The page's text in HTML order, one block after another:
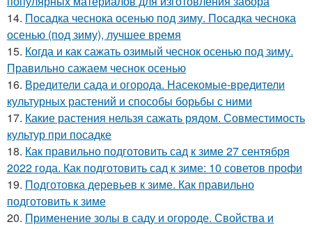
14. Посадка чеснока осенью под зиму. Посадка чеснока
осенью (под зиму), лучшее время
15. Когда и как сажать озимый чеснок осенью под зиму.
Правильно сажаем чеснок осенью
16. Вредители сада и огорода. Насекомые-вредители
культурных растений и способы борьбы с ними
17. Какие растения нельзя сажать рядом. Совместимость
культур при посадке
18. Как правильно подготовить сад к зиме 27 сентября
2022 года. Как подготовить сад к зиме: 10 советов профи
19. Подготовка деревьев к зиме. Как правильно
подготовить к зиме
20. Применение золы в саду и огороде. Свойства и